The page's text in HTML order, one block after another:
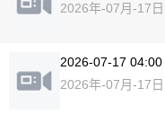
2026年-07月-17日
2026-07-17 04:00
2026年-07月-17日